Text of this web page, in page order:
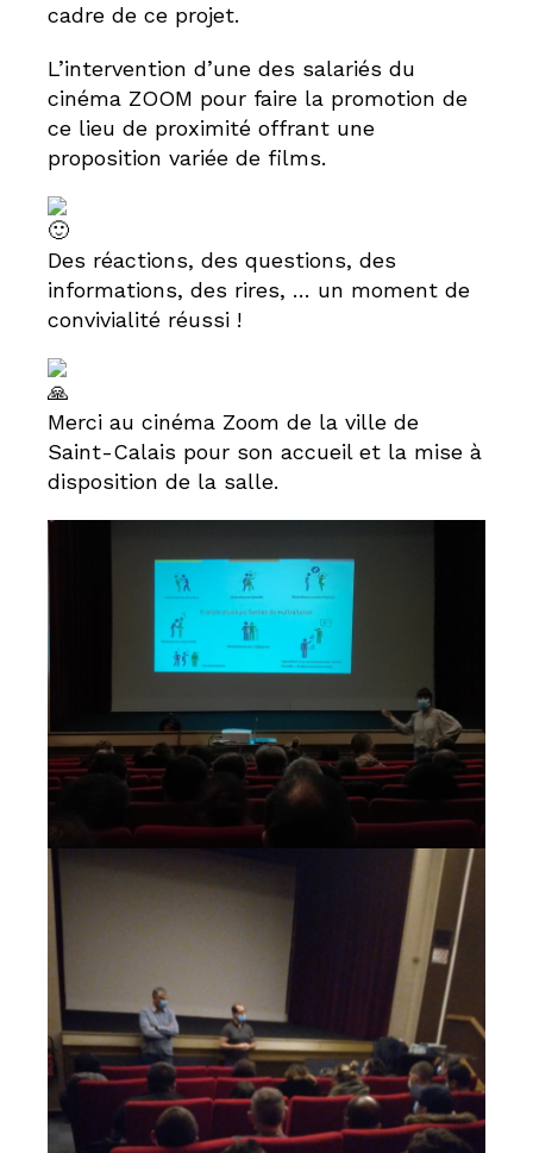
cadre de ce projet.
L’intervention d’une des salariés du
cinéma ZOOM pour faire la promotion de
ce lieu de proximité offrant une
proposition variée de films.
Des réactions, des questions, des
informations, des rires, … un moment de
convivialité réussi !
Merci au cinéma Zoom de la ville de
Saint-Calais pour son accueil et la mise à
disposition de la salle.